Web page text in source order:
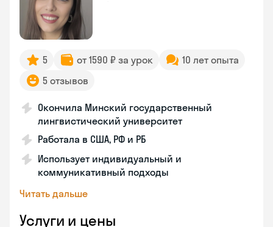
5 от 1590 ₽ за урок
10 лет опыта
5 отзывов
Окончила Минский государственный
лингвистический университет
Работала в США, РФ и РБ
Использует индивидуальный и
коммуникативный подходы
Читать дальше
Услуги и цены